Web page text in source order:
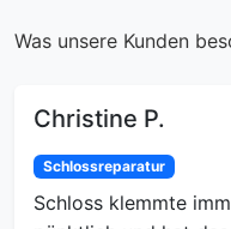
Was unsere Kunden
Christine P.
Schlossreparatur
Schloss klemmte